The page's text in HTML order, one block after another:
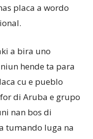
placa a wordo
a bira uno
hende ta para
cu e pueblo
for di Aruba e grupo
nan bos di
tumando luga na